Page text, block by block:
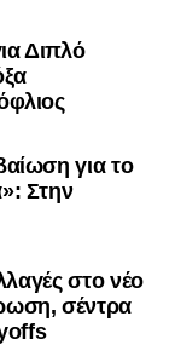
Διπλό
για το
Στην
στο νέο
σέντρα